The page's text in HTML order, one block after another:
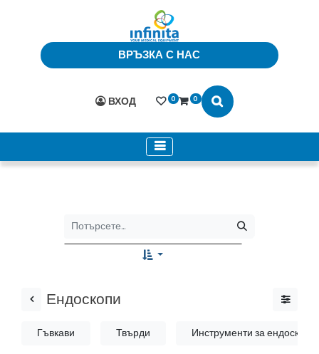
ВРЪЗКА С НАС
ВХОД 0 0
Ендоскопи
Гъвкави Твърди Инструменти за ендоскопи